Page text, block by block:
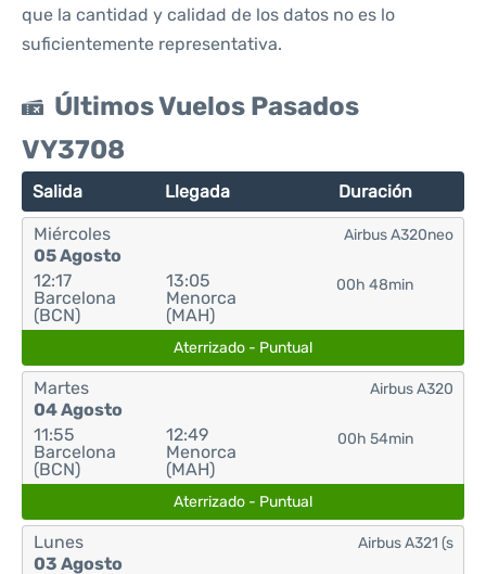
que la cantidad y calidad de los datos no es lo
suficientemente representativa.
Últimos Vuelos Pasados
VY3708
Salida Llegada Duración
Miércoles
05 Agosto
12:17
Barcelona
(BCN)
13:05
Menorca
(MAH)
00h 48min
Airbus A320neo
Aterrizado - Puntual
Martes
04 Agosto
11:55
Barcelona
(BCN)
12:49
Menorca
(MAH)
00h 54min
Airbus A320
Aterrizado - Puntual
Lunes
03 Agosto
Airbus A321 (s